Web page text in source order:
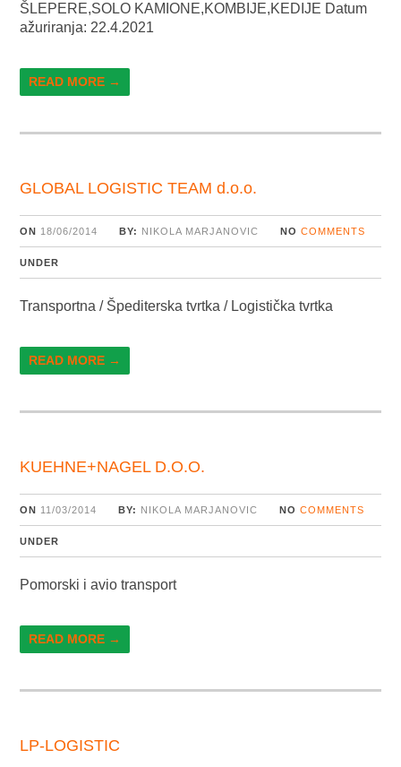
ŠLEPERE,SOLO KAMIONE,KOMBIJE,KEDIJE Datum
ažuriranja: 22.4.2021
READ MORE →
GLOBAL LOGISTIC TEAM d.o.o.
ON 18/06/2014 BY: NIKOLA MARJANOVIC NO COMMENTS
UNDER
Transportna / Špediterska tvrtka / Logistička tvrtka
READ MORE →
KUEHNE+NAGEL D.O.O.
ON 11/03/2014 BY: NIKOLA MARJANOVIC NO COMMENTS
UNDER
Pomorski i avio transport
READ MORE →
LP-LOGISTIC